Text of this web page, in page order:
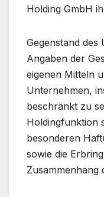
Holding GmbH
Gegenstand des
Angaben der
eigenen Mitteln
Unternehmen,
beschränkt zu
Holdingfunktion
besonderen
sowie die
Zusammenhang